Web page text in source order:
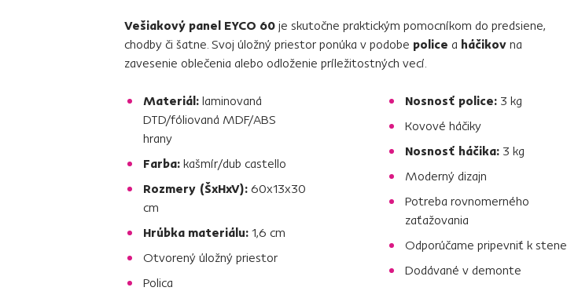
Vešiakový panel EYCO 60 je skutočne praktickým pomocníkom do predsiene,
chodby či šatne. Svoj úložný priestor ponúka v podobe police a háčikov na
zavesenie oblečenia alebo odloženie príležitostných vecí.
Materiál: laminovaná
DTD/fóliovaná MDF/ABS
hrany
Farba: kašmír/dub castello
Rozmery (ŠxHxV): 60x13x30
cm
Hrúbka materiálu: 1,6 cm
Otvorený úložný priestor
Polica
Nosnosť police: 3 kg
Kovové háčiky
Nosnosť háčika: 3 kg
Moderný dizajn
Potreba rovnomerného
zaťažovania
Odporúčame pripevniť k stene
Dodávané v demonte